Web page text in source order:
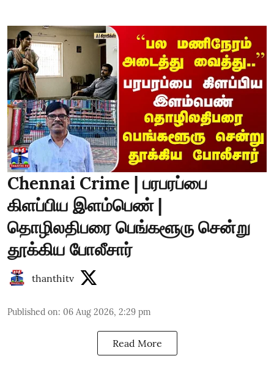
Chennai Crime | பரபரப்பை
கிளப்பிய இளம்பெண் |
தொழிலதிபரை பெங்களூரு சென்று
தூக்கிய போலீசார்
thanthitv
Published on: 06 Aug 2026, 2:29 pm
Read More